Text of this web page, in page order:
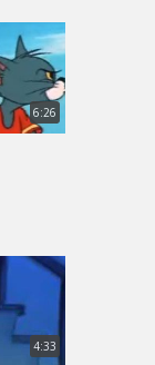
6:26
4:33